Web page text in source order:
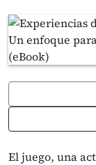
El juego, una